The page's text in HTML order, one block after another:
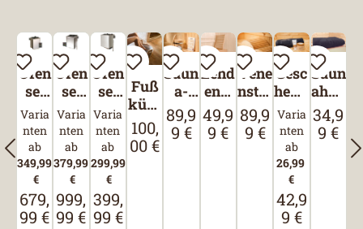
Ofen
set
Klas
sik
7,5
Varia
nten
ab
349,99
€
Regulärer Preis:
679,
99 €
Ofen
set
BioA
ktiv
7,5
Varia
nten
ab
379,99
€
Regulärer Preis:
999,
99 €
Ofen
set
Kom
pakt
9,0
Varia
nten
ab
299,99
€
Regulärer Preis:
399,
99 €
Fuß
kübe
l
Regulärer Preis:
100,
00 €
Saun
a-
Zube
hörs
et
Regulärer Preis:
89,9
9 €
Lend
enst
ütze
Regulärer Preis:
49,9
9 €
Vene
nstüt
ze
Regulärer Preis:
89,9
9 €
Gesc
henk
set
"Ver
wöh
n
dich
"
Varia
nten
ab
26,99
€
Regulärer
42,9
9 €
Saun
ahan
dtuc
h
34,9
9 €